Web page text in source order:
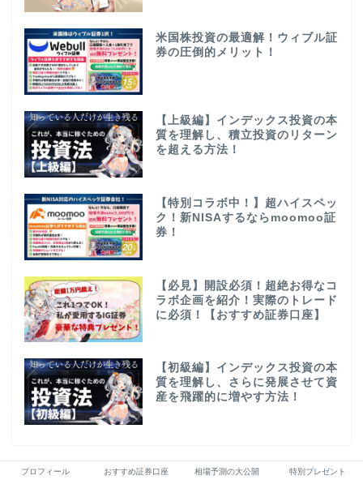
米国株投資の最適解！ウィブル証
券の圧倒的メリット！
【上級編】インデックス投資の本
質を理解し、積立投資のリターン
を超える方法！
【特別コラボ中！】超ハイスペッ
ク！新NISAするならmoomoo証
券！
【必見】開設必須！超絶お得なコ
ラボ企画を紹介！実際のトレード
に必須！【おすすめ証券口座】
【初級編】インデックス投資の本
質を理解し、さらに発展させて資
産を飛躍的に増やす方法！
プロフィール おすすめ証券口座 相場予測の大公開 特別プレゼント